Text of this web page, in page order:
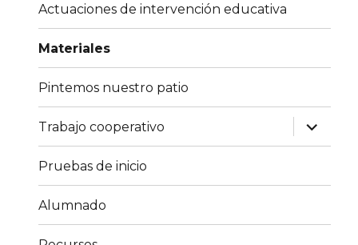
Actuaciones de intervención educativa
Materiales
Pintemos nuestro patio
Trabajo cooperativo
expande
el
menú
Pruebas de inicio
Alumnado